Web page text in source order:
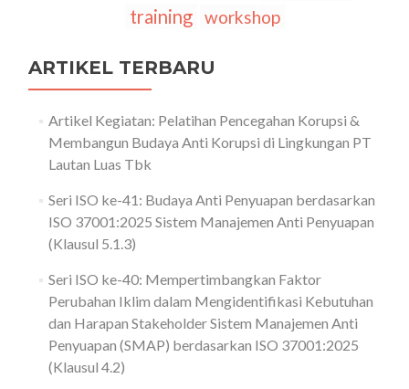
training workshop
ARTIKEL TERBARU
Artikel Kegiatan: Pelatihan Pencegahan Korupsi &
Membangun Budaya Anti Korupsi di Lingkungan PT
Lautan Luas Tbk
Seri ISO ke-41: Budaya Anti Penyuapan berdasarkan
ISO 37001:2025 Sistem Manajemen Anti Penyuapan
(Klausul 5.1.3)
Seri ISO ke-40: Mempertimbangkan Faktor
Perubahan Iklim dalam Mengidentifikasi Kebutuhan
dan Harapan Stakeholder Sistem Manajemen Anti
Penyuapan (SMAP) berdasarkan ISO 37001:2025
(Klausul 4.2)